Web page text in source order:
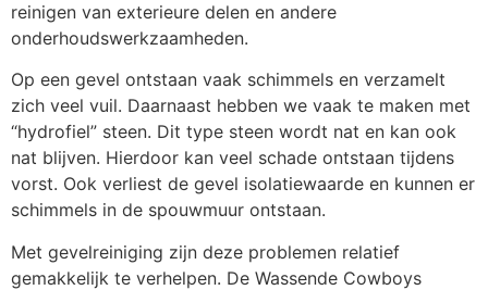
reinigen van exterieure delen en andere
onderhoudswerkzaamheden.
Op een gevel ontstaan vaak schimmels en verzamelt
zich veel vuil. Daarnaast hebben we vaak te maken met
“hydrofiel” steen. Dit type steen wordt nat en kan ook
nat blijven. Hierdoor kan veel schade ontstaan tijdens
vorst. Ook verliest de gevel isolatiewaarde en kunnen er
schimmels in de spouwmuur ontstaan.
Met gevelreiniging zijn deze problemen relatief
gemakkelijk te verhelpen. De Wassende Cowboys